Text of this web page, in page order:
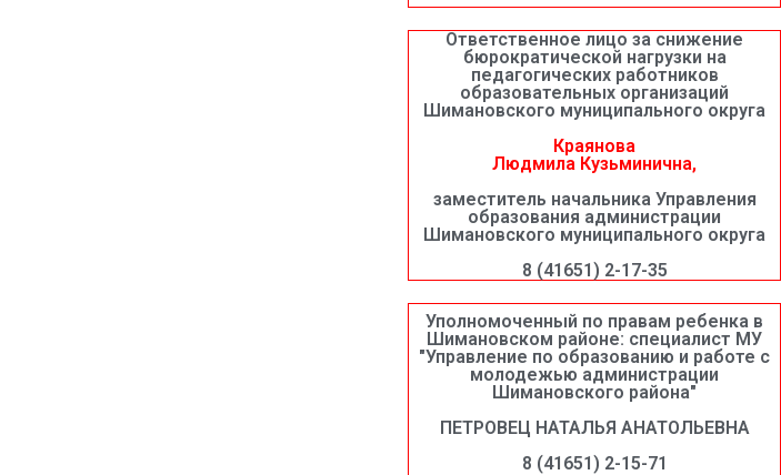
Ответственное лицо за снижение
бюрократической нагрузки на
педагогических работников
образовательных организаций
Шимановского муниципального округа
Краянова
Людмила Кузьминична,
заместитель начальника Управления
образования администрации
Шимановского муниципального округа
8 (41651) 2-17-35
Уполномоченный по правам ребенка в
Шимановском районе: специалист МУ
"Управление по образованию и работе с
молодежью администрации
Шимановского района"
ПЕТРОВЕЦ НАТАЛЬЯ АНАТОЛЬЕВНА
8 (41651) 2-15-71